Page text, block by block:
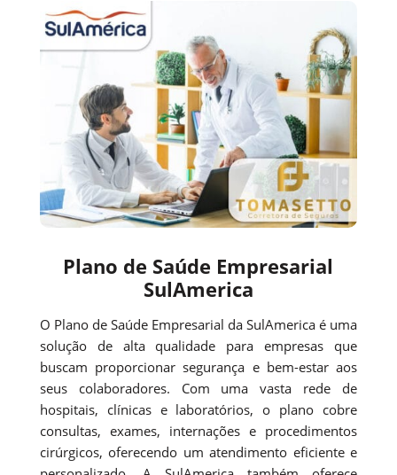
Plano de Saúde Empresarial
SulAmerica
O Plano de Saúde Empresarial da SulAmerica é uma
solução de alta qualidade para empresas que
buscam proporcionar segurança e bem-estar aos
seus colaboradores. Com uma vasta rede de
hospitais, clínicas e laboratórios, o plano cobre
consultas, exames, internações e procedimentos
cirúrgicos, oferecendo um atendimento eficiente e